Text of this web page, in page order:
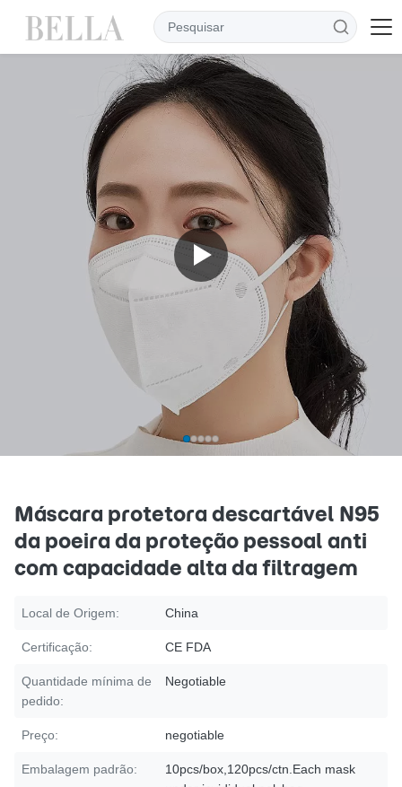
Máscara protetora descartável N95
da poeira da proteção pessoal anti
com capacidade alta da filtragem
Local de Origem: China
Certificação: CE FDA
Quantidade mínima de
pedido:
Negotiable
Preço: negotiable
Embalagem padrão:
10pcs/box,120pcs/ctn.Each mask